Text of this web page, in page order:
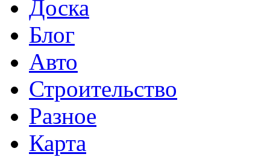
Доска
Блог
Авто
Строительство
Разное
Карта